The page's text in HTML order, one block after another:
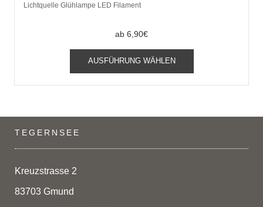
Lichtquelle Glühlampe LED Filament
ab 6,90€
AUSFÜHRUNG WÄHLEN
Dieses
weist
mehrere
auf.
TEGERNSEE
Kreuzstrasse 2
83703 Gmund